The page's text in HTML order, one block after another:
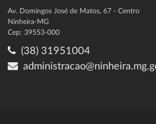
Av. Domingos José de Matos, 67 - Centro
Ninheira-MG
Cep: 39553-000
(38) 31951004